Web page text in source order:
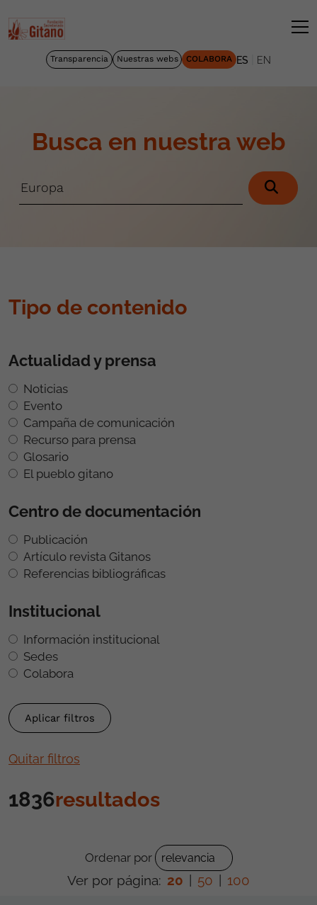
Transparencia Nuestras webs COLABORA ES EN
Busca en nuestra web
Tipo de contenido
Actualidad y prensa
Noticias
Evento
Campaña de comunicación
Recurso para prensa
Glosario
El pueblo gitano
Centro de documentación
Publicación
Artículo revista Gitanos
Referencias bibliográficas
Institucional
Información institucional
Sedes
Colabora
Quitar filtros
1836resultados
Ordenar por
Ver por página: 20 50 100